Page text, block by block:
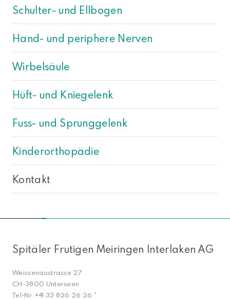
Schulter- und Ellbogen
Hand- und periphere Nerven
Wirbelsäule
Hüft- und Kniegelenk
Fuss- und Sprunggelenk
Kinderorthopädie
Kontakt
Spitäler Frutigen Meiringen Interlaken AG
Weissenaustrasse 27
CH-3800 Unterseen
Tel-Nr. +41 33 826 26 26 *